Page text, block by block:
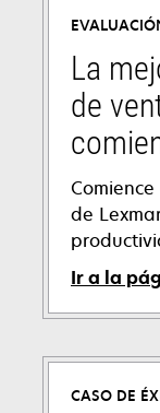
La
de
de
Ir a la
CASO DE